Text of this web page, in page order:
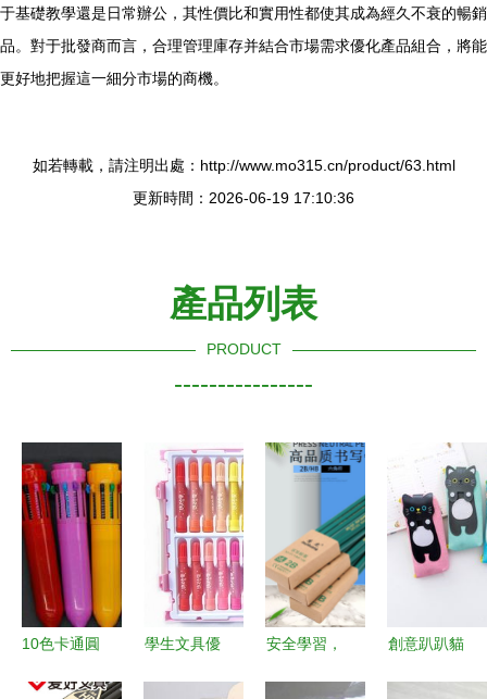
于基礎教學還是日常辦公，其性價比和實用性都使其成為經久不衰的暢銷
品。對于批發商而言，合理管理庫存并結合市場需求優化產品組合，將能
更好地把握這一細分市場的商機。
如若轉載，請注明出處：http://www.mo315.cn/product/63.html
更新時間：2026-06-19 17:10:36
產品列表
PRODUCT
----------------
10色卡通圓
學生文具優
安全學習，
創意趴趴貓